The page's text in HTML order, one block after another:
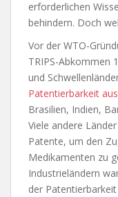
erforderlichen
behindern. Doch
Vor der WTO-
TRIPS-Abkommen
und
Patentierbarkeit
Brasilien, Indien,
Viele andere
Patente, um den
Medikamenten zu
Industrieländern
der